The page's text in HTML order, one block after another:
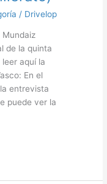
/ Drivelop
Mundaiz
de la quinta
aquí la
En el
entrevista
puede ver la